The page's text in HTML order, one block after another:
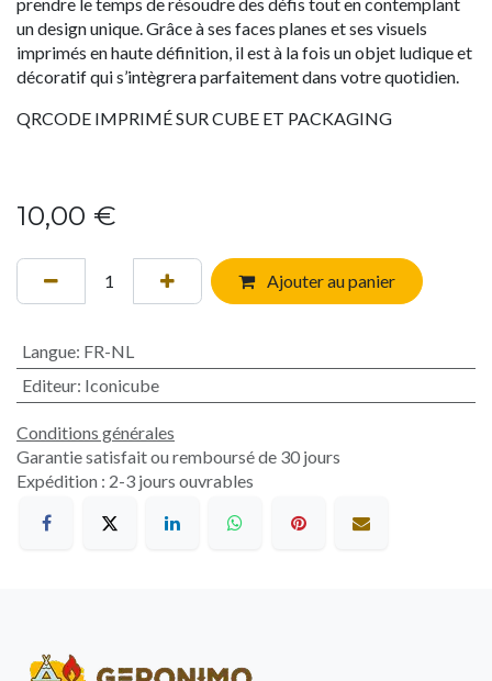
un design unique. Grâce à ses faces planes et ses visuels
imprimés en haute définition, il est à la fois un objet ludique et
décoratif qui s’intègrera parfaitement dans votre quotidien.
QRCODE IMPRIMÉ SUR CUBE ET PACKAGING
10,00 €
Ajouter au panier
Langue: FR-NL
Editeur: Iconicube
Conditions générales
Garantie satisfait ou remboursé de 30 jours
Expédition : 2-3 jours ouvrables